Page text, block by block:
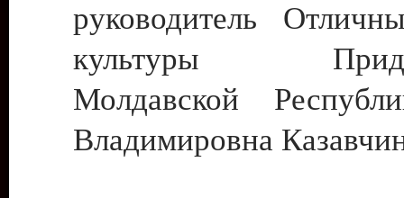
руководитель
культуры
Молдавской
Владимировна